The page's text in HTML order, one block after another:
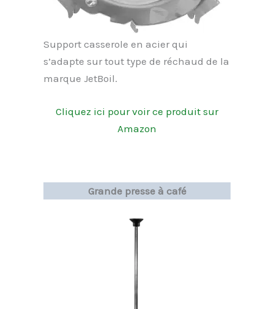
Support casserole en acier qui
s’adapte sur tout type de réchaud de la
marque JetBoil.
Cliquez ici pour voir ce produit sur
Amazon
Grande presse à café